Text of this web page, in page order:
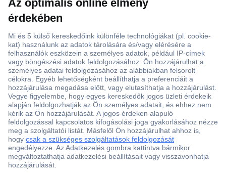
Több, mint 15000 vásárlói értékelés
Szaküzlet a Teréz krt. 23. alatt
Áruházunk értékelése: 8.2 / 10